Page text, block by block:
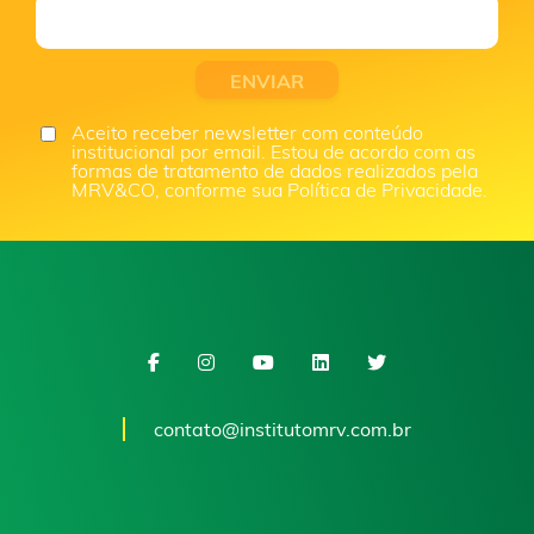
Aceito receber newsletter com conteúdo
institucional por email. Estou de acordo com as
formas de tratamento de dados realizados pela
MRV&CO, conforme sua Política de Privacidade.
contato@institutomrv.com.br